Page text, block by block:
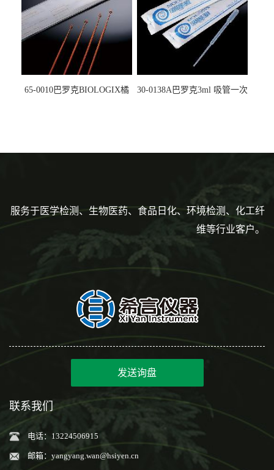
65-0010巴罗克BIOLOGIX橘
30-0138A巴罗克3ml 吸管一次
服务于医学检测、生物医药、食品日化、环境检测、化工纤
维等行业客户。
发送询盘
联系我们
电话：13224506915
邮箱： yangyang.wan@hsiyen.cn